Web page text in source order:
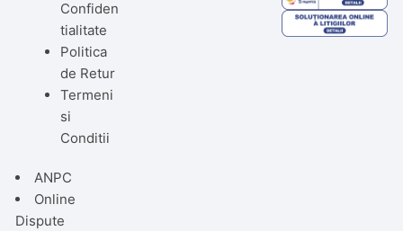
Confiden
tialitate
Politica
de Retur
Termeni
si
Conditii
ANPC
Online
Dispute